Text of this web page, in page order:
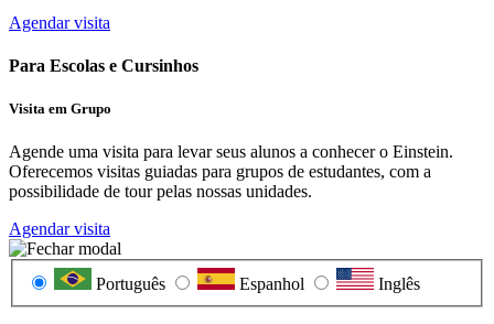
Agendar visita
Para Escolas e Cursinhos
Visita em Grupo
Agende uma visita para levar seus alunos a conhecer o Einstein.
Oferecemos visitas guiadas para grupos de estudantes, com a
possibilidade de tour pelas nossas unidades.
Agendar visita
Português Espanhol Inglês